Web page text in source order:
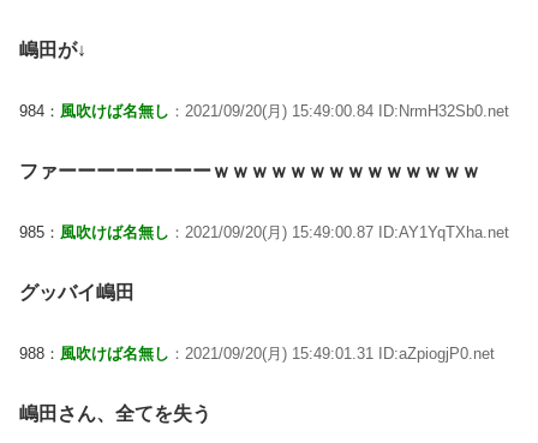
嶋田が↓
984： 風吹けば名無し ：2021/09/20(月) 15:49:00.84 ID:NrmH32Sb0.net
ファーーーーーーーーｗｗｗｗｗｗｗｗｗｗｗｗｗｗ
985： 風吹けば名無し ：2021/09/20(月) 15:49:00.87 ID:AY1YqTXha.net
グッバイ嶋田
988： 風吹けば名無し ：2021/09/20(月) 15:49:01.31 ID:aZpiogjP0.net
嶋田さん、全てを失う